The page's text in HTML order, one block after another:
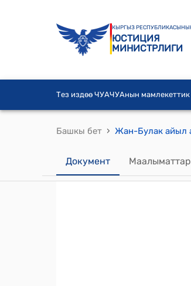
КЫРГЫЗ
ЮСТИЦИЯ
МИНИСТРЛИГИ
Тез издөө ЧУАЧУАнын мамлекеттик
Башкы бет ›
Документ Маалыматтар